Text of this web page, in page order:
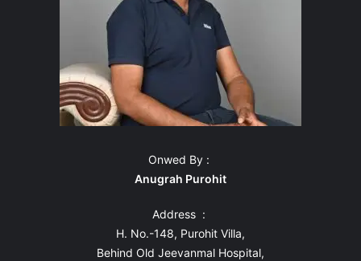
Onwed By :
Anugrah Purohit
Address :
H. No.-148, Purohit Villa,
Behind Old Jeevanmal Hospital,